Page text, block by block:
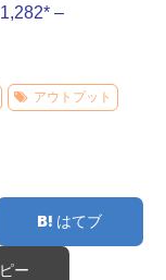
–
アウトプット
はてブ
ー